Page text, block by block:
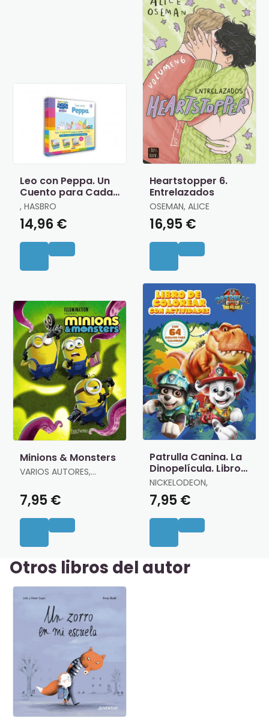
Leo con Peppa. Un
Cuento para Cada
Letra
, HASBRO
14,96 €
Heartstopper 6.
Entrelazados
OSEMAN, ALICE
16,95 €
Minions & Monsters
VARIOS AUTORES,
7,95 €
Patrulla Canina. La
Dinopelícula. Libro
de Colorear
NICKELODEON,
7,95 €
Otros libros del autor